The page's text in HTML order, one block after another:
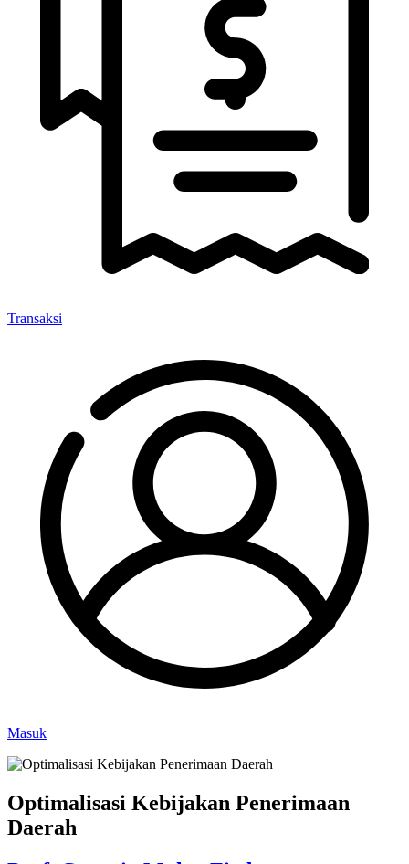
Transaksi
Masuk
Optimalisasi Kebijakan Penerimaan
Daerah